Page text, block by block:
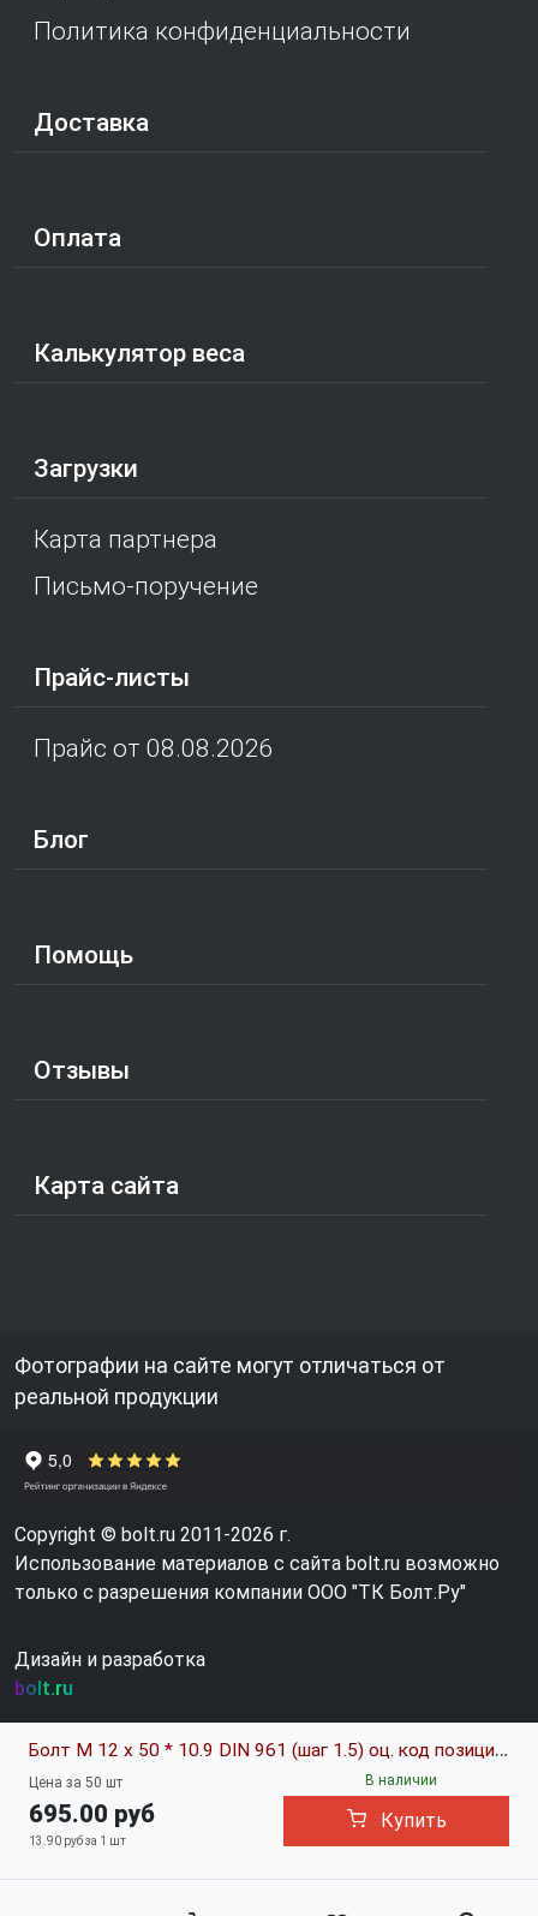
Болт М 12 х 50 * 10.9 DIN 961 (шаг 1.5) оц. код позиции 0626468
Цена за 50 шт
695.00 руб
13.90 руб за 1 шт
В наличии
Купить
Политика конфиденциальности
Доставка
Оплата
Калькулятор веса
Загрузки
Карта партнера
Письмо-поручение
Прайс-листы
Прайс от 08.08.2026
Блог
Помощь
Отзывы
Карта сайта
Фотографии на сайте могут отличаться от
реальной продукции
Copyright © bolt.ru 2011-2026 г.
Использование материалов с сайта bolt.ru возможно
только с разрешения компании ООО "ТК Болт.Ру"
Дизайн и разработка
bolt.ru